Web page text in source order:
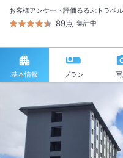
お客様アンケート評価
89点
るるぶトラベ
集計中
基本情報 プラン